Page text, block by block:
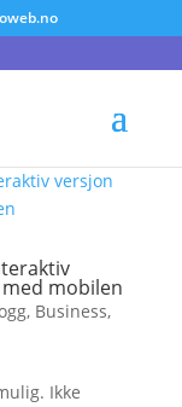
mobilen
, Business,
Ikke